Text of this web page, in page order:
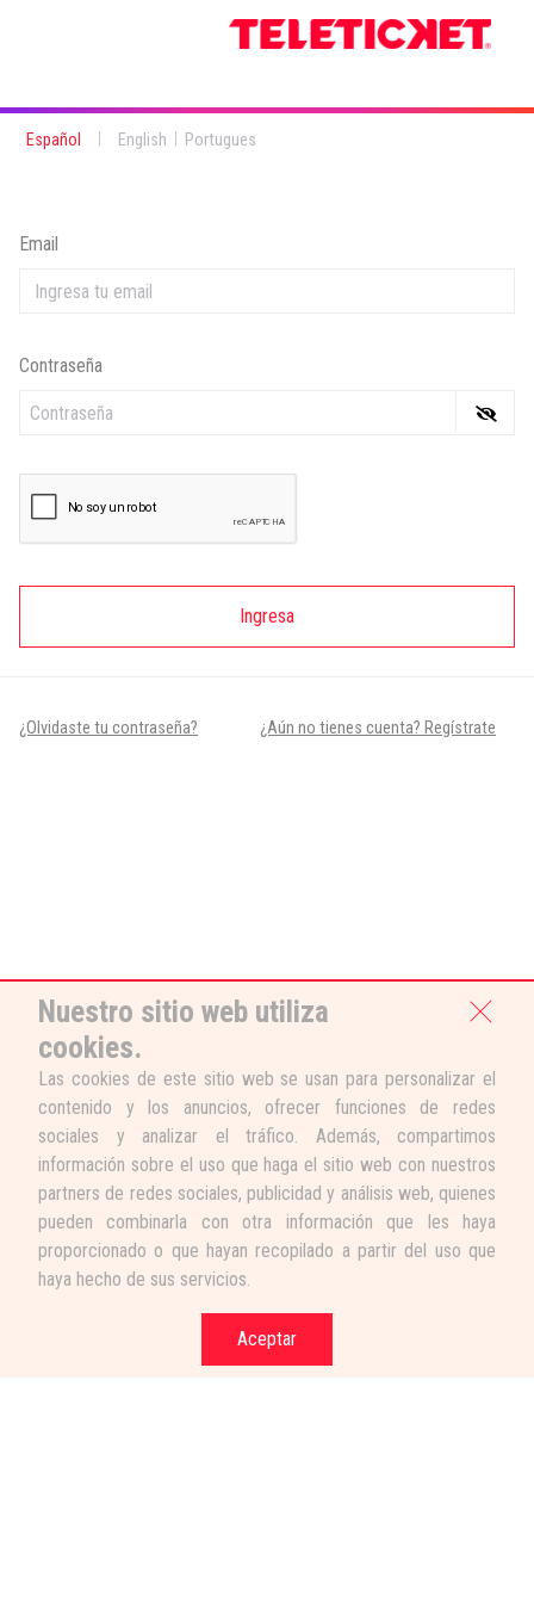
Español English Portugues
Email
Contraseña
Ingresa
¿Olvidaste tu contraseña? ¿Aún no tienes cuenta? Regístrate
Nuestro sitio web utiliza
cookies.
Las cookies de este sitio web se usan para personalizar el
contenido y los anuncios, ofrecer funciones de redes
sociales y analizar el tráfico. Además, compartimos
información sobre el uso que haga el sitio web con nuestros
partners de redes sociales, publicidad y análisis web, quienes
pueden combinarla con otra información que les haya
proporcionado o que hayan recopilado a partir del uso que
haya hecho de sus servicios.
Aceptar